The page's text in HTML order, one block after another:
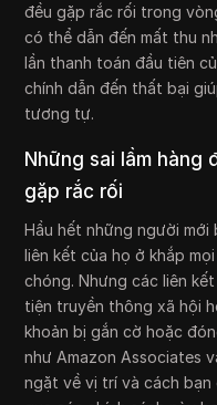
đều gặp rắc rối trong
có thể dẫn đến mất thu
lần thanh toán đầu tiên
chính dẫn đến thất bại
tương tự.
Những sai lầm hàng
gặp rắc rối
Hầu hết những người
liên kết của họ ở khắp
chóng. Nhưng các liên
tiện truyền thông xã hội
khoản bị gắn cờ hoặc
như Amazon Associates
ngặt về vị trí và cách bạn